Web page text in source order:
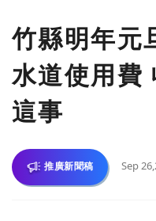
竹縣明年元
水道使用費
這事
推廣新聞稿 Sep